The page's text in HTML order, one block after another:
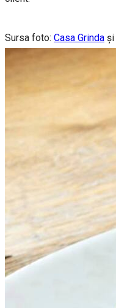
Sursa foto: Casa Grinda și